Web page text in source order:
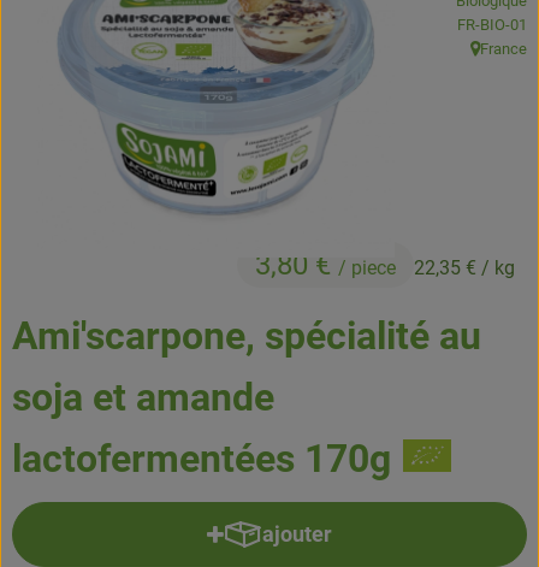
Boissons
Accessoires et divers
Cosmétique et hygiène
Ami'scarpone, spécialité au
soja et amande
lactofermentées 170g
3,80 € / piece 22,35 € / kg
, Autorité
FR-BIO-01
, Origine:
France
ajouter
Ajouter le produit au panier